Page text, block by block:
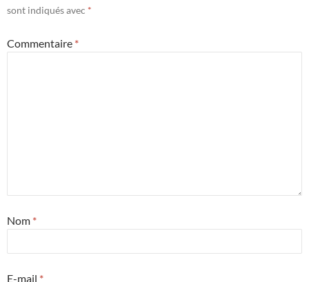
sont indiqués avec *
Commentaire *
Nom *
E-mail *